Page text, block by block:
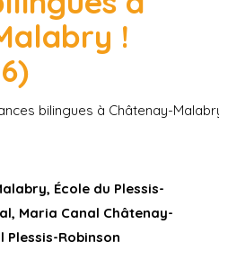
!
bilingues à Châtenay-Malabry
, École du Plessis-
, Maria Canal Châtenay-
Plessis-Robinson